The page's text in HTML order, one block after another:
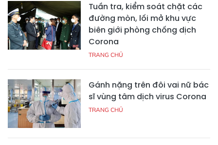
Tuần tra, kiểm soát chặt các
đường mòn, lối mở khu vực
biên giới phòng chống dịch
Corona
TRANG CHỦ
Gánh nặng trên đôi vai nữ bác
sĩ vùng tâm dịch virus Corona
TRANG CHỦ